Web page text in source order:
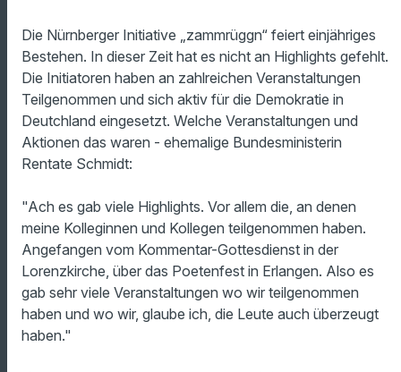
Die Nürnberger Initiative „zammrüggn“ feiert einjähriges
Bestehen. In dieser Zeit hat es nicht an Highlights gefehlt.
Die Initiatoren haben an zahlreichen Veranstaltungen
Teilgenommen und sich aktiv für die Demokratie in
Deutchland eingesetzt. Welche Veranstaltungen und
Aktionen das waren - ehemalige Bundesministerin
Rentate Schmidt:
"Ach es gab viele Highlights. Vor allem die, an denen
meine Kolleginnen und Kollegen teilgenommen haben.
Angefangen vom Kommentar-Gottesdienst in der
Lorenzkirche, über das Poetenfest in Erlangen. Also es
gab sehr viele Veranstaltungen wo wir teilgenommen
haben und wo wir, glaube ich, die Leute auch überzeugt
haben."